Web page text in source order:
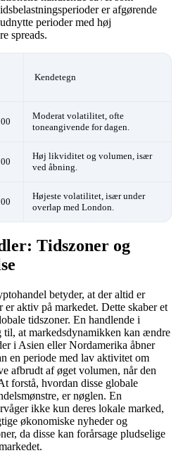
er afgørende
perioder med høj
spreads.
Kendetegn
Moderat volatilitet, ofte
toneangivende for dagen.
Høj likviditet og volumen, især
ved åbning.
Højeste volatilitet, især under
overlap med London.
Tidszoner og
betyder, at der altid er
er aktiv på markedet. Dette skaber et
tidszoner. En handlende i
at markedsdynamikken kan ændre
i Asien eller Nordamerika åbner
en periode med lav aktivitet om
afbrudt af øget volumen, når den
forstå, hvordan disse globale
er nøglen. En
ikke kun deres lokale marked,
økonomiske nyheder og
da disse kan forårsage pludselige